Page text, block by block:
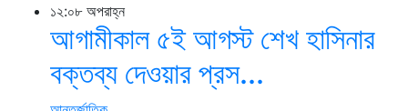
১২:০৮ অপরাহ্ন
আগামীকাল ৫ই আগস্ট শেখ হাসিনার
বক্তব্য দেওয়ার প্রস...